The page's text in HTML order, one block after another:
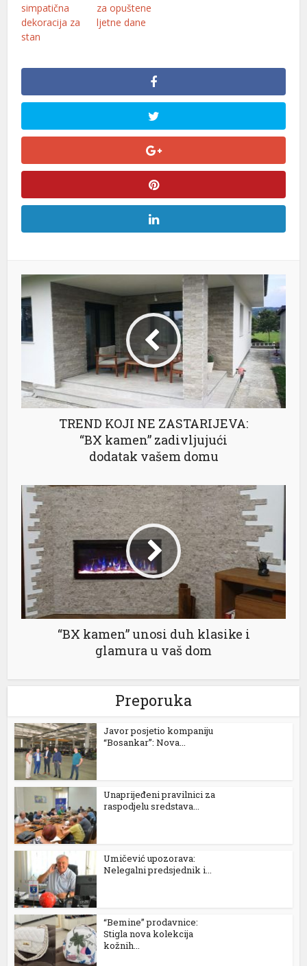
simpatična
dekoracija za
stan
za opuštene
ljetne dane
TREND KOJI NE ZASTARIJEVA:
“BX kamen” zadivljujući
dodatak vašem domu
“BX kamen” unosi duh klasike i
glamura u vaš dom
Preporuka
Javor posjetio kompaniju
“Bosankar”: Nova...
Unaprijeđeni pravilnici za
raspodjelu sredstava...
Umičević upozorava:
Nelegalni predsjednik i...
“Bemine” prodavnice:
Stigla nova kolekcija
kožnih...